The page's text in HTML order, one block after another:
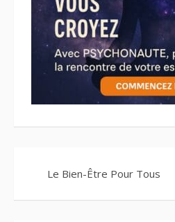
Le Bien-Être Pour Tous